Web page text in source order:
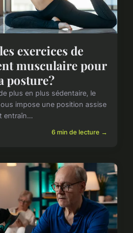
exercices de
musculaire pour
posture?
plus en plus sédentaire, le
impose une position assise
entraîn...
6 min de lecture →